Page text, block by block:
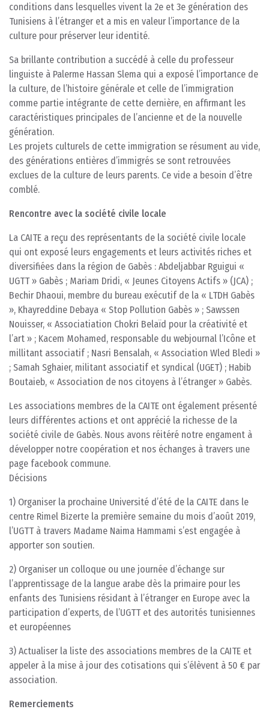
conditions dans lesquelles vivent la 2e et 3e génération des
Tunisiens à l’étranger et a mis en valeur l’importance de la
culture pour préserver leur identité.
Sa brillante contribution a succédé à celle du professeur
linguiste à Palerme Hassan Slema qui a exposé l’importance de
la culture, de l’histoire générale et celle de l’immigration
comme partie intégrante de cette dernière, en affirmant les
caractéristiques principales de l’ancienne et de la nouvelle
génération.
Les projets culturels de cette immigration se résument au vide,
des générations entières d’immigrés se sont retrouvées
exclues de la culture de leurs parents. Ce vide a besoin d’être
comblé.
Rencontre avec la société civile locale
La CAITE a reçu des représentants de la société civile locale
qui ont exposé leurs engagements et leurs activités riches et
diversifiées dans la région de Gabès : Abdeljabbar Rguigui «
UGTT » Gabès ; Mariam Dridi, « Jeunes Citoyens Actifs » (JCA) ;
Bechir Dhaoui, membre du bureau exécutif de la « LTDH Gabès
», Khayreddine Debaya « Stop Pollution Gabès » ; Sawssen
Nouisser, « Associatiation Chokri Belaïd pour la créativité et
l’art » ; Kacem Mohamed, responsable du webjournal l’Icône et
millitant associatif ; Nasri Bensalah, « Association Wled Bledi »
; Samah Sghaier, militant associatif et syndical (UGET) ; Habib
Boutaieb, « Association de nos citoyens à l’étranger » Gabès.
Les associations membres de la CAITE ont également présenté
leurs différentes actions et ont apprécié la richesse de la
société civile de Gabès. Nous avons réitéré notre engament à
développer notre coopération et nos échanges à travers une
page facebook commune.
Décisions
1) Organiser la prochaine Université d’été de la CAITE dans le
centre Rimel Bizerte la première semaine du mois d’août 2019,
l’UGTT à travers Madame Naima Hammami s’est engagée à
apporter son soutien.
2) Organiser un colloque ou une journée d’échange sur
l’apprentissage de la langue arabe dès la primaire pour les
enfants des Tunisiens résidant à l’étranger en Europe avec la
participation d’experts, de l’UGTT et des autorités tunisiennes
et européennes
3) Actualiser la liste des associations membres de la CAITE et
appeler à la mise à jour des cotisations qui s’élèvent à 50 € par
association.
Remerciements